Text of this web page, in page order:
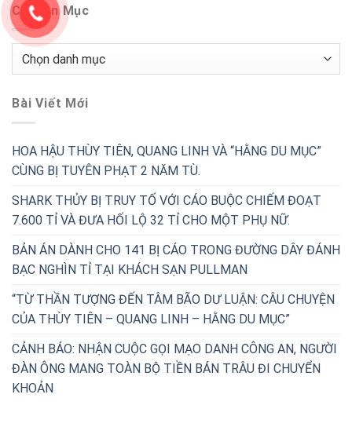
Chuyên Mục
Chuyên
Bài Viết Mới
HOA HẬU THÙY TIÊN, QUANG LINH VÀ “HẰNG DU MỤC”
CÙNG BỊ TUYÊN PHẠT 2 NĂM TÙ.
SHARK THỦY BỊ TRUY TỐ VỚI CÁO BUỘC CHIẾM ĐOẠT
7.600 TỈ VÀ ĐƯA HỐI LỘ 32 TỈ CHO MỘT PHỤ NỮ.
BẢN ÁN DÀNH CHO 141 BỊ CÁO TRONG ĐƯỜNG DÂY ĐÁNH
BẠC NGHÌN TỈ TẠI KHÁCH SẠN PULLMAN
“TỪ THẦN TƯỢNG ĐẾN TÂM BÃO DƯ LUẬN: CÂU CHUYỆN
CỦA THÙY TIÊN – QUANG LINH – HẰNG DU MỤC”
CẢNH BÁO: NHẬN CUỘC GỌI MẠO DANH CÔNG AN, NGƯỜI
ĐÀN ÔNG MANG TOÀN BỘ TIỀN BÁN TRÂU ĐI CHUYỂN
KHOẢN